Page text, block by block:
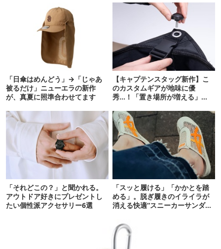
「日傘はめんどう」→「じゃあ
被るだけ」ニューエラの新作
が、真夏に照準合わせてます
【キャプテンスタッグ新作】こ
のカスタムギアが地味に優
秀…！「置き場所が増える」
「それどこの？」と聞かれる。
アウトドア好きにプレゼントし
たい個性派アクセサリー6選
「スッと履ける」「かかとを踏
める」。脱ぎ履きのイライラが
消える快適“スニーカーサンダ